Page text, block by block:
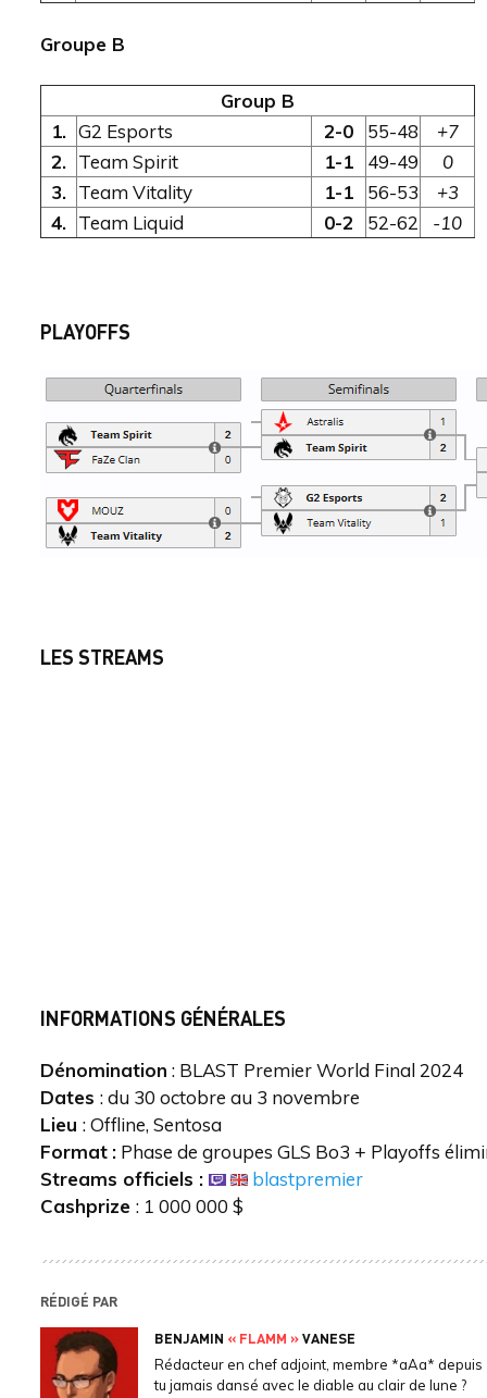
Groupe B
Group B
1. G2 Esports 2-0 55-48
+7
2. Team Spirit 1-1 49-49
0
3. Team Vitality 1-1 56-53
+3
4. Team Liquid 0-2 52-62 -10
PLAYOFFS
LES STREAMS
INFORMATIONS GÉNÉRALES
Dénomination : BLAST Premier World Final 2024
Dates : du 30 octobre au 3 novembre
Lieu : Offline, Sentosa
Format : Phase de groupes GLS Bo3 + Playoffs
Streams officiels :
blastpremier
Cashprize : 1 000 000 $
RÉDIGÉ PAR
BENJAMIN « FLAMM »VANESE
Rédacteur en chef adjoint, membre *aAa* depuis
tu jamais dansé avec le diable au clair de lune ?